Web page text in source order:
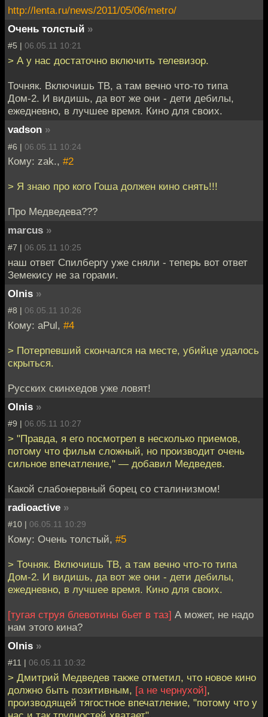
http://lenta.ru/news/2011/05/06/metro/
Очень толстый »
#5 | 06.05.11 10:21
> А у нас достаточно включить телевизор.
Точняк. Включишь ТВ, а там вечно что-то типа
Дом-2. И видишь, да вот же они - дети дебилы,
ежедневно, в лучшее время. Кино для своих.
vadson »
#6 | 06.05.11 10:24
Кому: zak., #2
> Я знаю про кого Гоша должен кино снять!!!
Про Медведева???
marcus »
#7 | 06.05.11 10:25
наш ответ Спилбергу уже сняли - теперь вот ответ
Земекису не за горами.
Olnis »
#8 | 06.05.11 10:26
Кому: aPul, #4
> Потерпевший скончался на месте, убийце удалось
скрыться.
Русских скинхедов уже ловят!
Olnis »
#9 | 06.05.11 10:27
> "Правда, я его посмотрел в несколько приемов,
потому что фильм сложный, но производит очень
сильное впечатление," — добавил Медведев.
Какой слабонервный борец со сталинизмом!
radioactive »
#10 | 06.05.11 10:29
Кому: Очень толстый, #5
> Точняк. Включишь ТВ, а там вечно что-то типа
Дом-2. И видишь, да вот же они - дети дебилы,
ежедневно, в лучшее время. Кино для своих.
[тугая струя блевотины бьет в таз] А может, не надо
нам этого кина?
Olnis »
#11 | 06.05.11 10:32
> Дмитрий Медведев также отметил, что новое кино
должно быть позитивным, [а не чернухой],
производящей тягостное впечатление, "потому что у